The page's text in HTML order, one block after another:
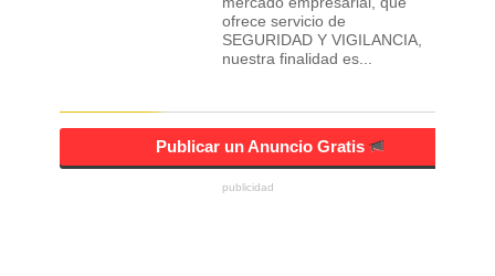
ofrece servicio de
SEGURIDAD Y VIGILANCIA,
nuestra finalidad es...
Publicar un Anuncio Gratis
publicidad